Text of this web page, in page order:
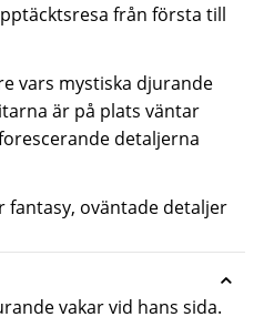
från första till
vars mystiska djurande
är på plats väntar
detaljerna
fantasy, oväntade detaljer
vakar vid hans sida.